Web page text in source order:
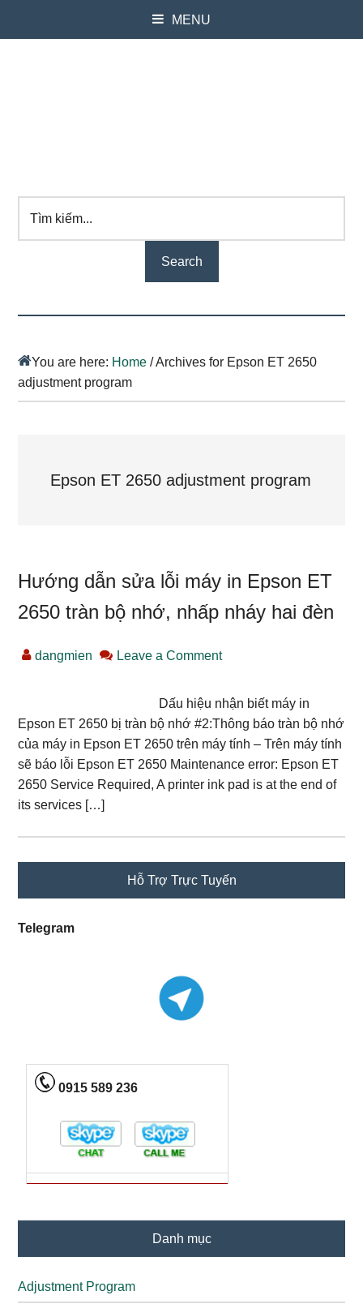
MENU
kiếm...
You are here: Home /Archives for Epson ET 2650
adjustment program
Epson ET 2650 adjustment program
Hướng dẫn sửa lỗi máy in Epson ET
2650 tràn bộ nhớ, nhấp nháy hai đèn
dangmien Leave a Comment
Dấu hiệu nhận biết máy in
Epson ET 2650 bị tràn bộ nhớ #2:Thông báo tràn bộ nhớ
của máy in Epson ET 2650 trên máy tính – Trên máy tính
sẽ báo lỗi Epson ET 2650 Maintenance error: Epson ET
2650 Service Required, A printer ink pad is at the end of
its services […]
Hỗ Trợ Trực Tuyến
Telegram
0915 589 236
Danh mục
Adjustment Program